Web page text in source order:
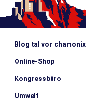
Blog tal von chamonix
Online-Shop
Kongressbüro
Umwelt